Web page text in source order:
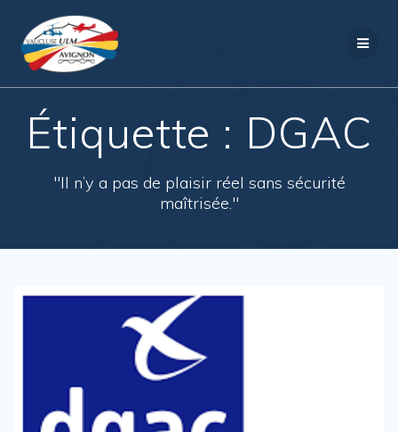
Étiquette : DGAC
"Il n’y a pas de plaisir réel sans sécurité
maîtrisée."